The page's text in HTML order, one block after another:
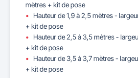
mètres + kit de pose
Hauteur de 1,9 à 2,5 mètres -
+ kit de pose
Hauteur de 2,5 à 3,5 mètres -
+ kit de pose
Hauteur de 3,5 à 3,7 mètres -
+ kit de pose